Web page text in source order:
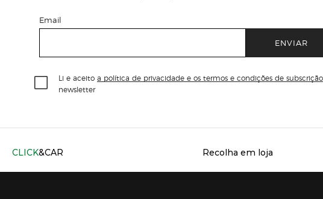
Email
ENVIAR
Li e aceito a política de privacidade e os termos e condições de subscrição
newsletter
Servicios destacados
CLICK&CAR Recolha em loja